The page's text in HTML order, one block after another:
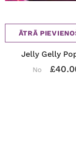
ĀTRĀ
Jelly Gelly
No